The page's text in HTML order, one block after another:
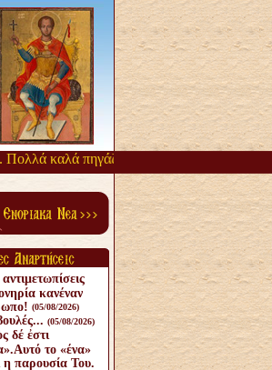
καλά πηγάζουν, από την αργοπορία
κανέναν
(05/08/2026)
(05/08/2026)
δέ ἐστι
το «ένα»
η παρουσία Του.